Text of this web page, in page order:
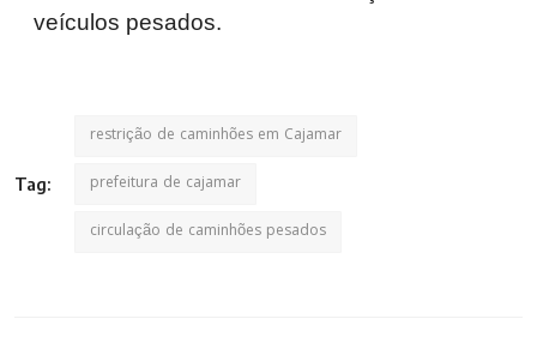
veículos pesados.
Tag:
restrição de caminhões em Cajamar
prefeitura de cajamar
circulação de caminhões pesados